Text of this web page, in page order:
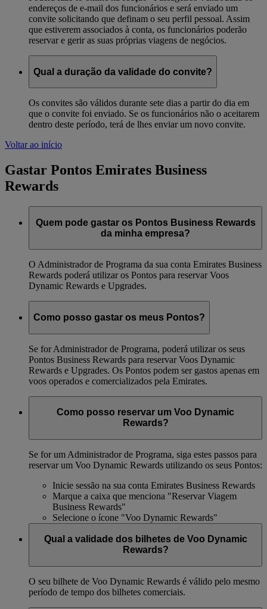
endereços de e-mail dos funcionários e será enviado um
convite solicitando que definam o seu perfil pessoal. Assim
que estiverem associados à conta, os funcionários poderão
reservar e gerir as suas próprias viagens de negócios.
Qual a duração da validade do convite?
Os convites são válidos durante sete dias a partir do dia em
que o convite foi enviado. Se os funcionários não o aceitarem
dentro deste período, terá de lhes enviar um novo convite.
Voltar ao início
Gastar Pontos Emirates Business
Rewards
Quem pode gastar os Pontos Business Rewards
da minha empresa?
O Administrador de Programa da sua conta Emirates Business
Rewards poderá utilizar os Pontos para reservar Voos
Dynamic Rewards e Upgrades.
Como posso gastar os meus Pontos?
Se for Administrador de Programa, poderá utilizar os seus
Pontos Business Rewards para reservar Voos Dynamic
Rewards e Upgrades. Os Pontos podem ser gastos apenas em
voos operados e comercializados pela Emirates.
Como posso reservar um Voo Dynamic
Rewards?
Se for um Administrador de Programa, siga estes passos para
reservar um Voo Dynamic Rewards utilizando os seus Pontos:
Inicie sessão na sua conta Emirates Business Rewards
Marque a caixa que menciona "Reservar Viagem
Business Rewards"
Selecione o ícone "Voo Dynamic Rewards"
Qual a validade dos bilhetes de Voo Dynamic
Rewards?
O seu bilhete de Voo Dynamic Rewards é válido pelo mesmo
período de tempo dos bilhetes comerciais.